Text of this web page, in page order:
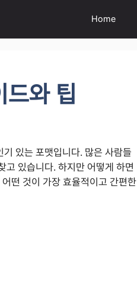
Home
와 팁
있는 포맷입니다. 많은 사람들
고 있습니다. 하지만 어떻게 하면
떤 것이 가장 효율적이고 간편한